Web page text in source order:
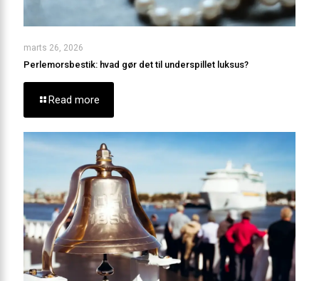
marts 26, 2026
Perlemorsbestik: hvad gør det til underspillet luksus?
Read more